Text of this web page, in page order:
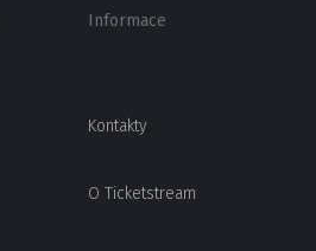
Informace
Kontakty
O Ticketstream